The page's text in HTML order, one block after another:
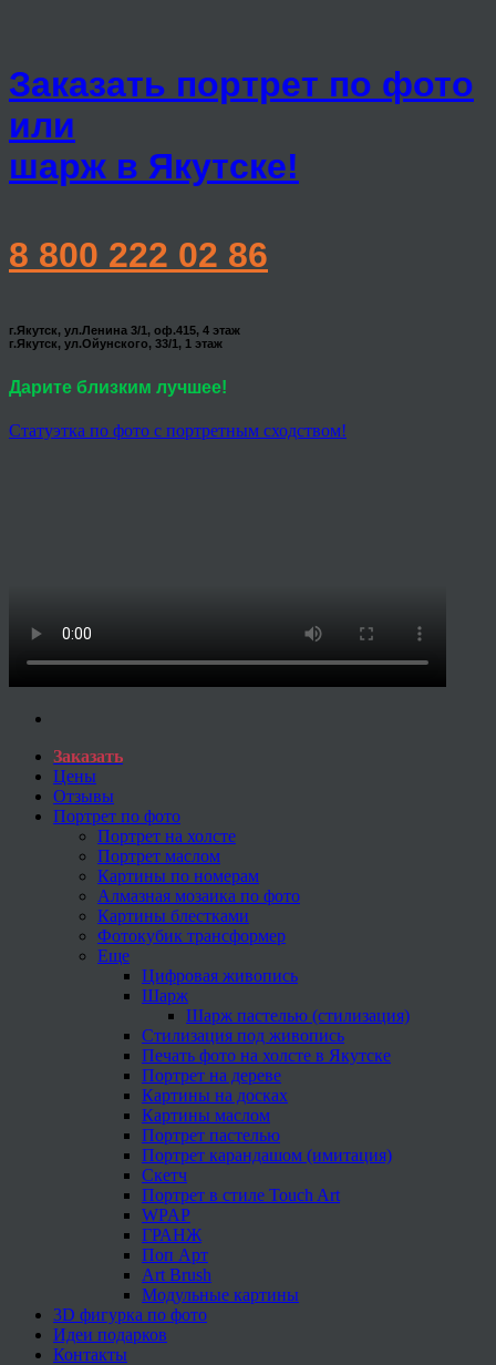
Заказать портрет по фото
или
шарж в Якутске!
8 800 222 02 86
г.Якутск, ул.Ленина 3/1, оф.415, 4 этаж
г.Якутск, ул.Ойунского, 33/1, 1 этаж
Дарите близким лучшее!
Статуэтка по фото с портретным сходством!
Заказать
Цены
Отзывы
Портрет по фото
Портрет на холсте
Портрет маслом
Картины по номерам
Алмазная мозаика по фото
Картины блестками
Фотокубик трансформер
Еще
Цифровая живопись
Шарж
Шарж пастелью (стилизация)
Стилизация под живопись
Печать фото на холсте в Якутске
Портрет на дереве
Картины на досках
Картины маслом
Портрет пастелью
Портрет карандашом (имитация)
Скетч
Портрет в стиле Touch Art
WPAP
ГРАНЖ
Поп Арт
Art Brush
Модульные картины
3D фигурка по фото
Идеи подарков
Контакты